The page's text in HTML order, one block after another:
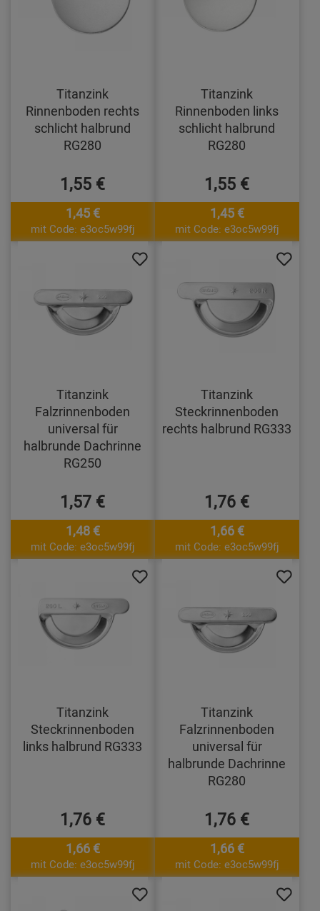
Titanzink
Rinnenboden rechts
schlicht halbrund
RG280
1,55 €
1,45 €
mit Code: e3oc5w99fj
Titanzink
Rinnenboden links
schlicht halbrund
RG280
1,55 €
1,45 €
mit Code: e3oc5w99fj
Titanzink
Falzrinnenboden
universal für
halbrunde Dachrinne
RG250
1,57 €
1,48 €
mit Code: e3oc5w99fj
Titanzink
Steckrinnenboden
rechts halbrund RG333
1,76 €
1,66 €
mit Code: e3oc5w99fj
Titanzink
Steckrinnenboden
links halbrund RG333
1,76 €
1,66 €
mit Code: e3oc5w99fj
Titanzink
Falzrinnenboden
universal für
halbrunde Dachrinne
RG280
1,76 €
1,66 €
mit Code: e3oc5w99fj